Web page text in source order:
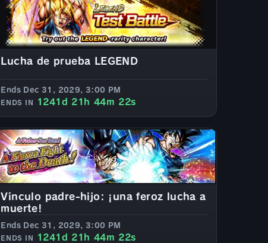
Lucha de prueba LEGEND
Ends Dec 31, 2029, 3:00 PM
ENDS IN 1241d 21h 44m 20s
Vínculo padre-hijo: ¡una feroz lucha a
muerte!
Ends Dec 31, 2029, 3:00 PM
ENDS IN 1241d 21h 44m 20s